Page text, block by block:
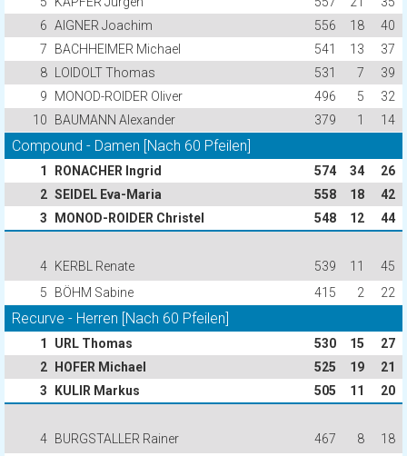
6 AIGNER Joachim 556 18
40
7
BACHHEIMER Michael 541 13
37
8
LOIDOLT Thomas 531 7
39
9
MONOD-ROIDER Oliver 496 5
32
10
BAUMANN Alexander 379 1 14
Compound - Damen [Nach 60 Pfeilen]
1 RONACHER Ingrid 574 34
26
2 SEIDEL Eva-Maria 558 18
42
3
MONOD-ROIDER Christel 548 12 44
4 KERBL Renate 539 11
45
5
BÖHM Sabine 415 2 22
Recurve - Herren [Nach 60 Pfeilen]
1 URL Thomas 530 15
27
2
HOFER Michael 525 19
21
3
KULIR Markus 505 11 20
4 BURGSTALLER Rainer 467 8 18